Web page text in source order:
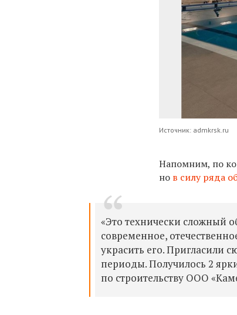
Источник: admkrsk.ru
Напомним, по
но в силу ряда
«Это технически сложный
современное,
украсить его. Пригласили
периоды. Получилось 2
по строительству ООО